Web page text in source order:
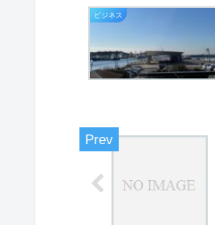
ビジネス